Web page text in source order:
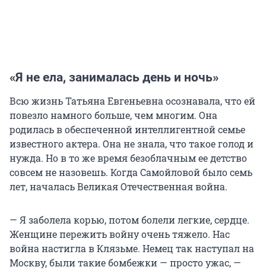
«Я не ела, занималась день и ночь»
Всю жизнь Татьяна Евгеньевна осознавала, что ей
повезло намного больше, чем многим. Она
родилась в обеспеченной интеллигентной семье
известного актера. Она не знала, что такое голод и
нужда. Но в то же время безоблачным ее детство
совсем не назовешь. Когда Самойловой было семь
лет, началась Великая Отечественная война.
— Я заболела корью, потом болели легкие, сердце.
Женщине пережить войну очень тяжело. Нас
война настигла в Клязьме. Немец так наступал на
Москву, были такие бомбежки — просто ужас, —